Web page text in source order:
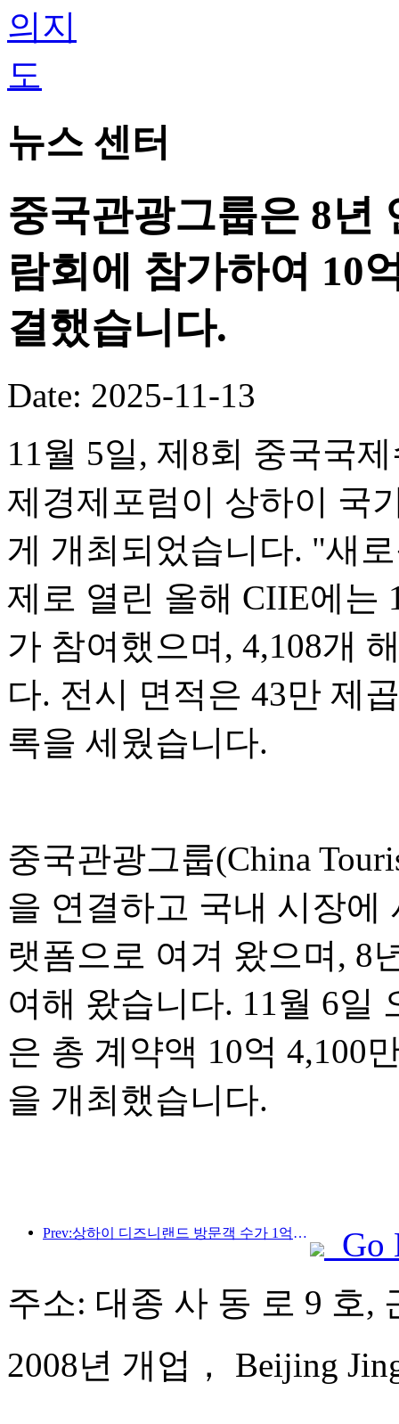
뉴스 센터
중국관광그룹은 8년
람회에 참가하여 10
결했습니다.
Date: 2025-11-13
11월 5일, 제8회 중국국
제경제포럼이 상하이 국
게 개최되었습니다. "새
제로 열린 올해 CIIE에는
가 참여했으며, 4,108개
다. 전시 면적은 43만 제
록을 세웠습니다.
중국관광그룹(China
을 연결하고 국내 시장에
랫폼으로 여겨 왔으며, 8
여해 왔습니다. 11월 6일
은 총 계약액 10억 4,100
을 개최했습니다.
Prev:상하이 디즈니랜드 방문객 수가 1억 명을 돌파하면서, 4번째 테마호텔이 확장됩니다.
Go
주소: 대종 사 동 로 9 호,
2008년 개업， Beijing